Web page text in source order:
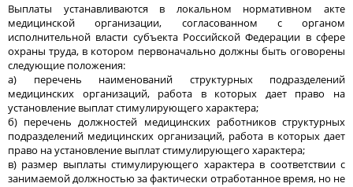
Выплаты устанавливаются в локальном нормативном акте
медицинской организации, согласованном с органом
исполнительной власти субъекта Российской Федерации в сфере
охраны труда, в котором первоначально должны быть оговорены
следующие положения:
а) перечень наименований структурных подразделений
медицинских организаций, работа в которых дает право на
установление выплат стимулирующего характера;
б) перечень должностей медицинских работников структурных
подразделений медицинских организаций, работа в которых дает
право на установление выплат стимулирующего характера;
в) размер выплаты стимулирующего характера в соответствии с
занимаемой должностью за фактически отработанное время, но не